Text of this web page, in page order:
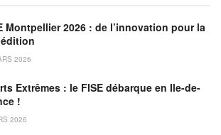
Montpellier 2026 : de l’innovation pour la
2026
Extrêmes : le FISE débarque en Ile-de-
!
2026